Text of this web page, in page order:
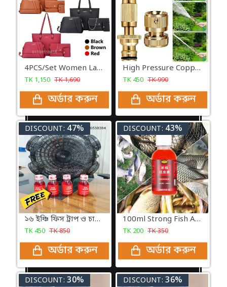
4PCS/Set Women Lady Fashion Leather Handbag Shoulder Bag
TK 1,150 TK1,690
অর্ডার করুন
High Pressure Copper Spray Nozzle Hose Pipe Home Washing Car/Boat /Decks Tools
TK 450 TK990
অর্ডার করুন
DISCOUNT: 47%
১৬ ইঞ্চি ফিস ট্রাপ ও চায়না 100ml লিকুইড
TK 450 TK850
অর্ডার করুন
DISCOUNT: 43%
100ml Strong Fish Attractant Concentrated Red Worm Liquid Fish Bait Additive
TK 200 TK350
অর্ডার করুন
DISCOUNT: 30% DISCOUNT: 36%